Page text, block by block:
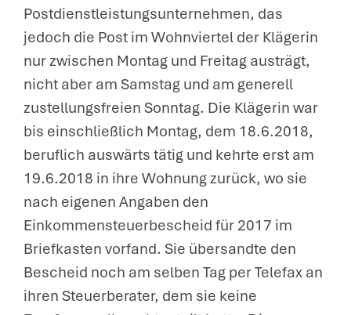
Postdienstleistungsunternehmen, das
jedoch die Post im Wohnviertel der Klägerin
nur zwischen Montag und Freitag austrägt,
nicht aber am Samstag und am generell
zustellungsfreien Sonntag. Die Klägerin war
bis einschließlich Montag, dem 18.6.2018,
beruflich auswärts tätig und kehrte erst am
19.6.2018 in ihre Wohnung zurück, wo sie
nach eigenen Angaben den
Einkommensteuerbescheid für 2017 im
Briefkasten vorfand. Sie übersandte den
Bescheid noch am selben Tag per Telefax an
ihren Steuerberater, dem sie keine